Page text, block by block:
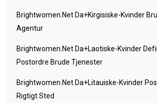
Brightwomen.net Da+kirgisiske-Kvinder
Agentur
Brightwomen.net Da+laotiske-Kvinder
Postordre Brude Tjenester
Brightwomen.net Da+litauiske-Kvinder
Rigtigt Sted